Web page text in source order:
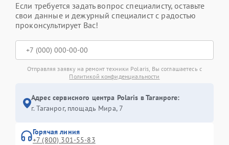
Если требуется задать вопрос специалисту, оставьте
свои данные и дежурный специалист с радостью
проконсультирует Вас!
Отправляя заявку на ремонт техники Polaris, Вы соглашаетесь с
Политикой конфиденциальности
Адрес сервисного центра Polaris в Таганроге:
г. Таганрог, площадь Мира, 7
Горячая линия
+7 (800) 301-55-83